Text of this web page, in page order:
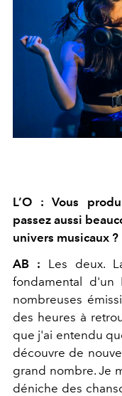
L’O : Vous
passez aussi
univers musicaux ?
AB :
Les deux.
fondamental
nombreuses
des heures à
que j'ai entendu
découvre de
grand nombre. Je
déniche des